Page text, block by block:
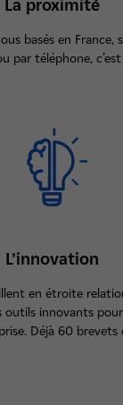
La proximité
basés en
par téléphone, c’est
L’innovation
en étroite
outils innovants
Déjà 60 brevets